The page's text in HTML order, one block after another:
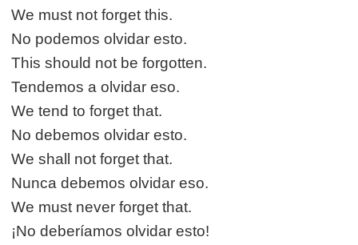
We must not forget this.
No podemos olvidar esto.
This should not be forgotten.
Tendemos a olvidar eso.
We tend to forget that.
No debemos olvidar esto.
We shall not forget that.
Nunca debemos olvidar eso.
We must never forget that.
¡No deberíamos olvidar esto!